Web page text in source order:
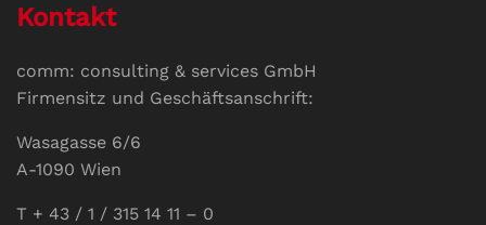
Kontakt
comm: consulting & services GmbH
Firmensitz und Geschäftsanschrift:
Wasagasse 6/6
A-1090 Wien
T + 43 / 1 / 315 14 11 – 0